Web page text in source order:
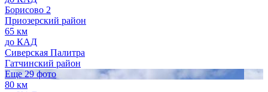
Борисово 2
Приозерский район
65 км
до КАД
Сиверская Палитра
Гатчинский район
Еще 29 фото
80 км